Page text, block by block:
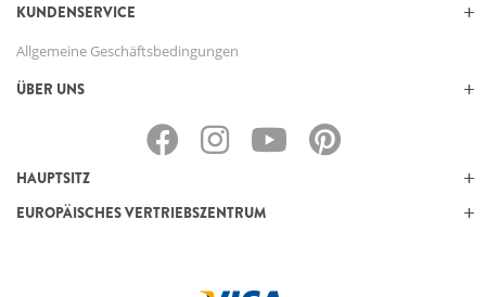
KUNDENSERVICE
Allgemeine Geschäftsbedingungen
ÜBER UNS
HAUPTSITZ
EUROPÄISCHES VERTRIEBSZENTRUM